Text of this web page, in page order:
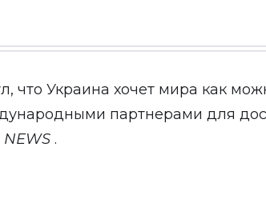
что Украина хочет мира как
партнерами для
NEWS .